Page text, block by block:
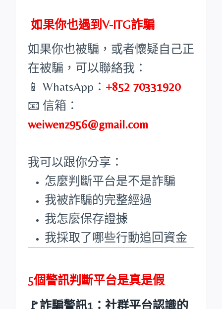
如果你也遇到V-ITG詐騙
如果你也被騙，或者懷疑自己正
在被騙，可以聯絡我：
📱 WhatsApp： +852 70331920
📧 信箱：
weiwenz956@gmail.com
我可以跟你分享：
怎麼判斷平台是不是詐騙
我被詐騙的完整經過
我怎麼保存證據
我採取了哪些行動追回資金
5個警訊判斷平台是真是假
🚩詐騙警訊1：社群平台認識的